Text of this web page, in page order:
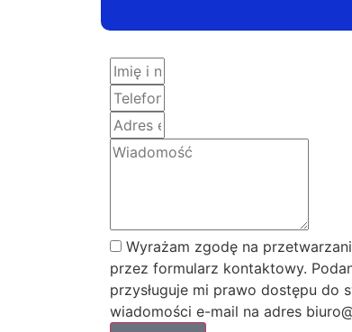
Wyrażam zgodę na
przez formularz kontaktowy.
przysługuje mi prawo dostępu do
wiadomości e-mail na adres